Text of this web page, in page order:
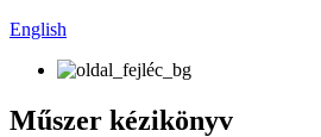
English
Műszer kézikönyv